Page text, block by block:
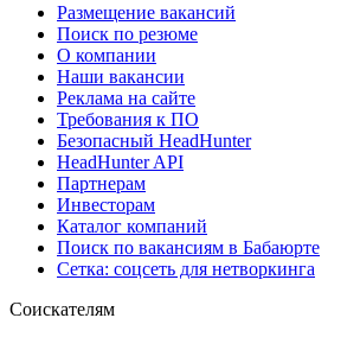
Размещение вакансий
Поиск по резюме
О компании
Наши вакансии
Реклама на сайте
Требования к ПО
Безопасный HeadHunter
HeadHunter API
Партнерам
Инвесторам
Каталог компаний
Поиск по вакансиям в Бабаюрте
Сетка: соцсеть для нетворкинга
Соискателям